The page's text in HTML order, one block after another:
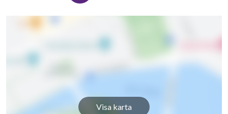
Visa karta